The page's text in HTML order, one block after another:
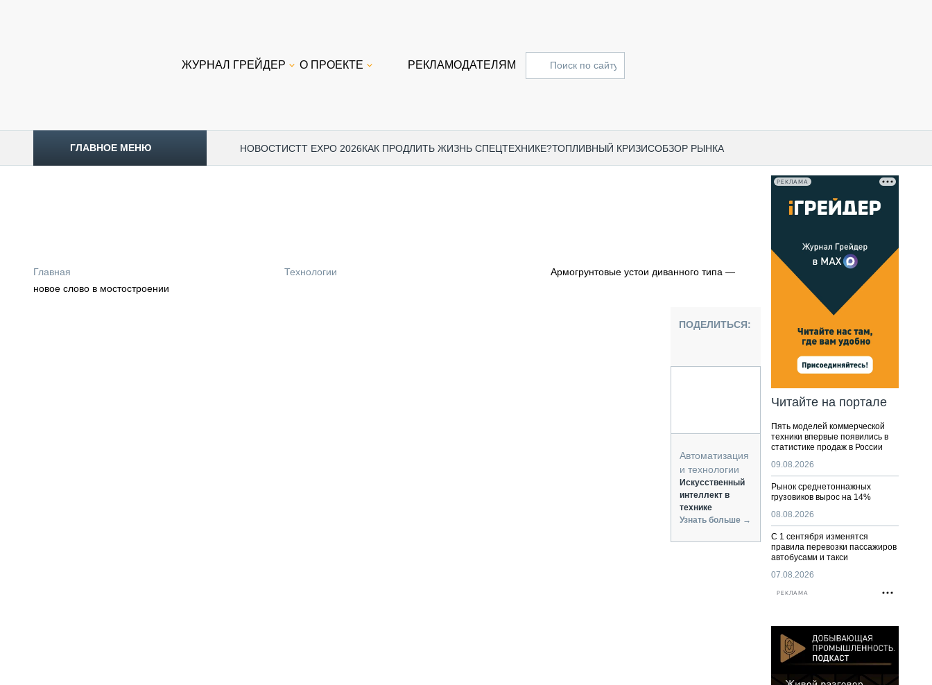
ЖУРНАЛ ГРЕЙДЕР О ПРОЕКТЕ РЕКЛАМОДАТЕЛЯМ
ГЛАВНОЕ МЕНЮ НОВОСТИCTT EXPO 2026КАК ПРОДЛИТЬ ЖИЗНЬ СПЕЦТЕХНИКЕ?ТОПЛИВНЫЙ КРИЗИСОБЗОР РЫНКА
ОБЗОР РЫНКА
КОМТРАНС 2021
ПОДЪЁМНАЯ ТЕХНИКА
ПАССАЖИРСКИЙ ТРАНСПОРТ
Главная Технологии
Армогрунтовые устои диванного типа —
новое слово в мостостроении
ПОДЕЛИТЬСЯ:
Автоматизация
и технологии
Искусственный
интеллект в
технике
Узнать больше →
РЕКЛАМА
Читайте на портале
Пять моделей коммерческой
техники впервые появились в
статистике продаж в России
09.08.2026
Рынок среднетоннажных
грузовиков вырос на 14%
08.08.2026
С 1 сентября изменятся
правила перевозки пассажиров
автобусами и такси
07.08.2026
РЕКЛАМА